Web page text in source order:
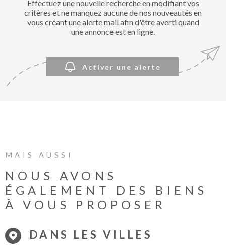
CHEZ
Effectuez une nouvelle recherche en modifiant vos
critères et ne manquez aucune de nos nouveautés en
vous créant une alerte mail afin d'être averti quand
une annonce est en ligne.
Activer une alerte
MAIS AUSSI
NOUS AVONS
ÉGALEMENT DES BIENS
À VOUS PROPOSER
DANS LES VILLES